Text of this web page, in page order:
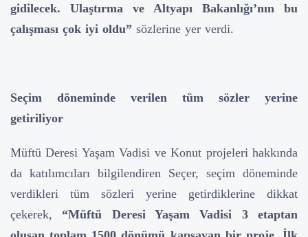
gidilecek. Ulaştırma ve Altyapı Bakanlığı’nın bu
çalışması çok iyi oldu” sözlerine yer verdi.
Seçim döneminde verilen tüm sözler yerine
getiriliyor
Müftü Deresi Yaşam Vadisi ve Konut projeleri hakkında
da katılımcıları bilgilendiren Seçer, seçim döneminde
verdikleri tüm sözleri yerine getirdiklerine dikkat
çekerek, “Müftü Deresi Yaşam Vadisi 3 etaptan